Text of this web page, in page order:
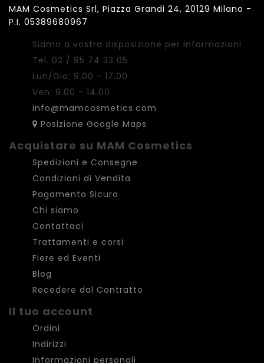
MAM Cosmetics Srl, Piazza Grandi 24, 20129 Milano -
P.I. 05389680967
Siamo a vostra disposizione per informazioni
Tel. 02 / 95 74 33 05
Lun/Gio: 9.00 - 17.00
Ven: 9.00 - 14.00
info@mamcosmetics.com
Posizione Google Maps
Acquistare su MAM Cosmetics
Spedizioni e Consegne
Condizioni di Vendita
Pagamento Sicuro
Chi siamo
Contattaci
Trattamenti e corsi
Fiere ed Eventi
Blog
Recedere dal Contratto
Il tuo account
Ordini
Indirizzi
Informazioni personali